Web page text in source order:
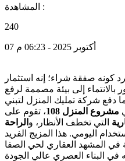
المشاهدة :
240
07 أكتوبر 2025 - 06:23 م
كونه صفقة شراء؛ إنه استثمار
بالانتماء إلى بيئة مصممة لرفع
دفع شركة تمليك المنزل لتبني
مشروع المنزل 108
، تقوم على
التي تخطف الأنظار، و الراحة
اليومي. هذا المزيج الفريد
المشهد العقاري لحي الصفا